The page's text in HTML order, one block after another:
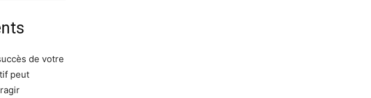
de votre
peut